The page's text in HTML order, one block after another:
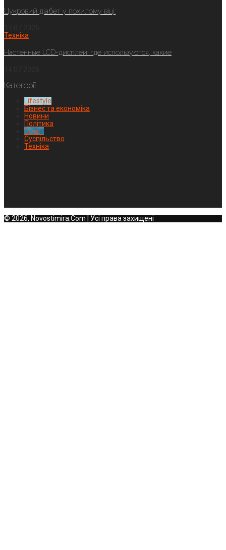
Цукровий діабет у похилому віці:
Техніка
Настенные LCD-дисплеи: где используются, какие
Категорії
Lifestyle
Бізнес та економіка
Новини
Політика
Спорт
Суспільство
Техніка
© 2026, Novostimira.Com | Усі права захищені